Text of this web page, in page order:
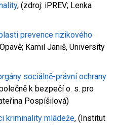
, (zdroj: iPREV; Lenka
prevence rizikového
Kamil Janiš, University
sociálně-právní ochrany
k bezpečí o. s. pro
Pospíšilová)
kriminality mládeže, (Institut